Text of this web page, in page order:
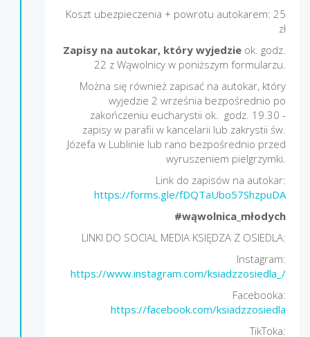
Koszt ubezpieczenia + powrotu autokarem: 25
zł
Zapisy na autokar, który wyjedzie ok. godz.
22 z Wąwolnicy w poniższym formularzu.
Można się również zapisać na autokar, który
wyjedzie 2 września bezpośrednio po
zakończeniu eucharystii ok. godz. 19.30 -
zapisy w parafii w kancelarii lub zakrystii św.
Józefa w Lublinie lub rano bezpośrednio przed
wyruszeniem pielgrzymki.
Link do zapisów na autokar:
https://forms.gle/fDQTaUbo57ShzpuDA
#wąwolnica_młodych
LINKI DO SOCIAL MEDIA KSIĘDZA Z OSIEDLA:
Instagram:
https://www.instagram.com/ksiadzzosiedla_/
Facebooka:
https://facebook.com/ksiadzzosiedla
TikToka: